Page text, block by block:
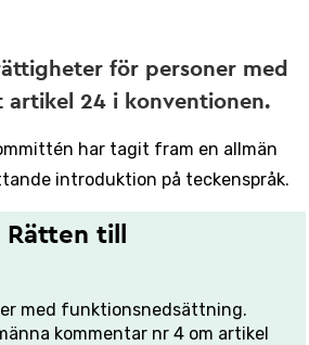
för personer med
24 i konventionen.
har tagit fram en allmän
introduktion på teckenspråk.
till
med funktionsnedsättning.
kommentar nr 4 om artikel